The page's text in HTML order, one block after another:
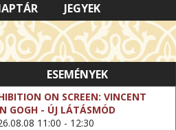
JEGYEK
ESEMÉNYEK
ON SCREEN: VINCENT
GOGH - ÚJ LÁTÁSMÓD
11:00 - 12:30